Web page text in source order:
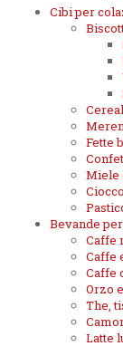
Cibi per
Fette
Miele
Bevande
Caffe
Caffe
Caffe
Orzo
The,
Latte